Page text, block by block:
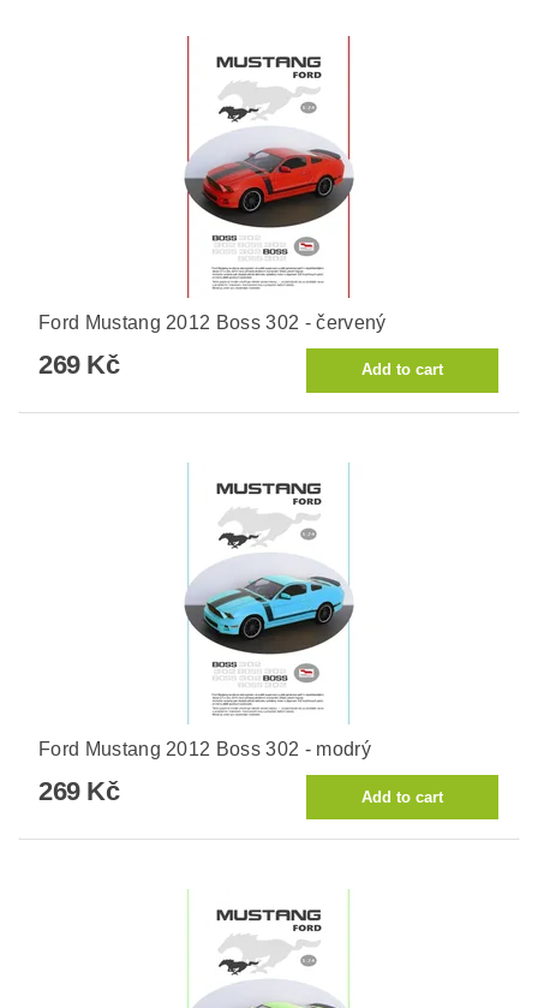
Ford Mustang 2012 Boss 302 - červený
269 Kč
Ford Mustang 2012 Boss 302 - modrý
269 Kč